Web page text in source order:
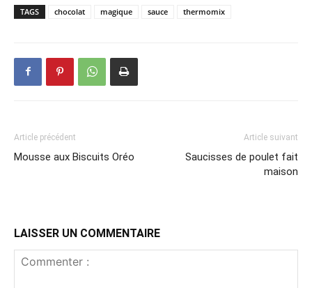
TAGS chocolat magique sauce thermomix
Article précédent
Mousse aux Biscuits Oréo
Article suivant
Saucisses de poulet fait
maison
LAISSER UN COMMENTAIRE